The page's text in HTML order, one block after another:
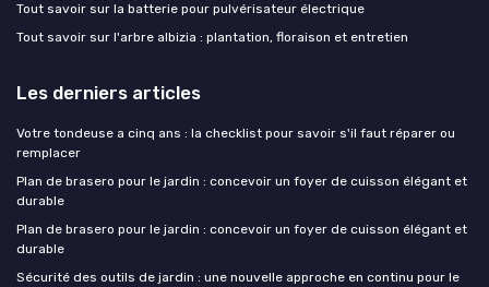
Tout savoir sur la batterie pour pulvérisateur électrique
Tout savoir sur l'arbre albizia : plantation, floraison et entretien
Les derniers articles
Votre tondeuse a cinq ans : la checklist pour savoir s'il faut réparer ou
remplacer
Plan de brasero pour le jardin : concevoir un foyer de cuisson élégant et
durable
Plan de brasero pour le jardin : concevoir un foyer de cuisson élégant et
durable
Sécurité des outils de jardin : une nouvelle approche en continu pour le